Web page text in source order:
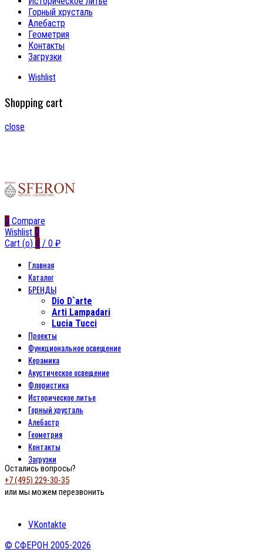
Горный хрусталь
Алебастр
Геометрия
Контакты
Загрузки
Wishlist
Shopping cart
close
0 Compare
Wishlist 0
Cart (o) 0 / 0 ₽
Главная
Каталог
БРЕНДЫ
Dio D`arte
Arti Lampadari
Lucia Tucci
Проекты
Функциональное освещение
Керамика
Акустическое освещение
Флористика
Историческое литье
Горный хрусталь
Алебастр
Геометрия
Контакты
Загрузки
Остались вопросы?
+7 (495) 229-30-35
или мы можем перезвонить
VKontakte
© СФЕРОН 2005-2026